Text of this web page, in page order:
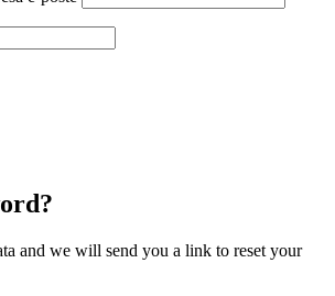
and we will send you a link to reset your